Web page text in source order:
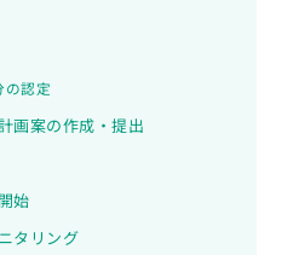
の認定
画案の作成・提出
始
タリング